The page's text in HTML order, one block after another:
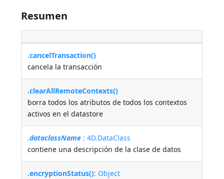
Resumen
.cancelTransaction()
cancela la transacción
.clearAllRemoteContexts()
borra todos los atributos de todos los contextos
activos en el datastore
.dataclassName : 4D.DataClass
contiene una descripción de la clase de datos
.encryptionStatus(): Object